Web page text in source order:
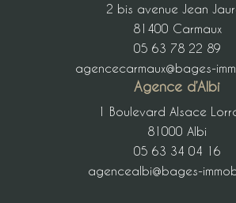
2 bis avenue Jean
81400 Carmaux
05 63 78 22 89
agencecarmaux@bages-
Agence d’Albi
1 Boulevard Alsace
81000 Albi
05 63 34 04 16
agencealbi@bages-